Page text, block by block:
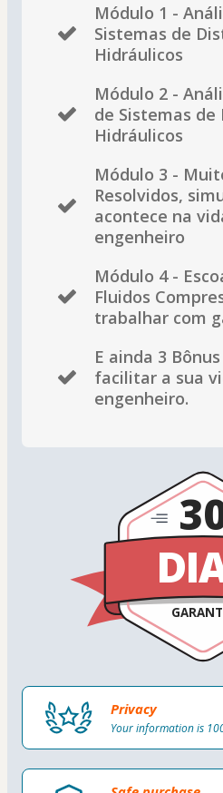
Módulo 1 -
Sistemas de
Hidráulicos
Módulo 2 -
de Sistemas
Hidráulicos
Módulo 3 -
Resolvidos,
acontece na
engenheiro
Módulo 4 -
Fluidos
trabalhar com
E ainda 3
facilitar a sua
engenheiro.
Privacy
Your information is